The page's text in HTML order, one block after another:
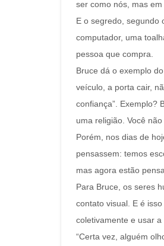
ser como nós, mas
E o segredo, segundo
computador, uma
pessoa que compra.
Bruce dá o exemplo
veículo, a porta cair,
confiança”. Exemplo?
uma religião. Você
Porém, nos dias de
pensassem: temos
mas agora estão
Para Bruce, os seres
contato visual. E é
coletivamente e usar
“Certa vez, alguém